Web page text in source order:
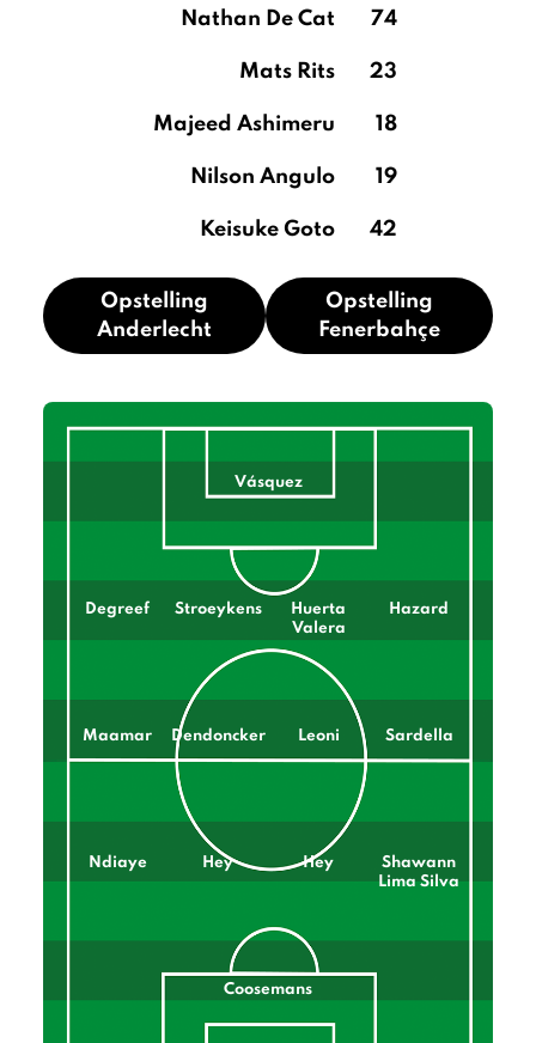
Nathan De Cat 74
Mats Rits 23
Majeed Ashimeru 18
Nilson Angulo 19
Keisuke Goto 42
Opstelling
Anderlecht
Opstelling
Fenerbahçe
Vásquez
Degreef Stroeykens
Huerta
Valera
Hazard
Maamar Dendoncker Leoni Sardella
Ndiaye Hey Hey
Shawann
Lima Silva
Coosemans